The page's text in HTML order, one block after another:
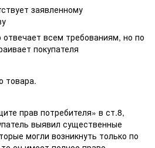
заявленному
всем требованиям, но по
покупателя
товара.
прав потребителя» в ст.8,
выявил существенные
могли возникнуть только по